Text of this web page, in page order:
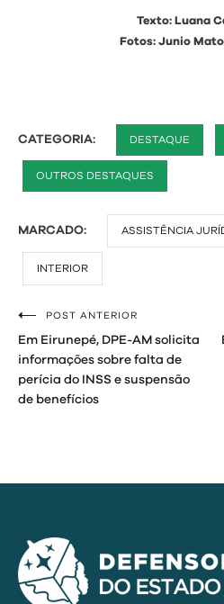
Texto: Luana
Fotos: Junio
CATEGORIA: DESTAQUE
OUTROS DESTAQUES
MARCADO: ASSISTÊNCIA
INTERIOR
Navegação
de
Post
POST ANTERIOR
Em Eirunepé, DPE-AM solicita
informações sobre falta de
perícia do INSS e suspensão
de benefícios